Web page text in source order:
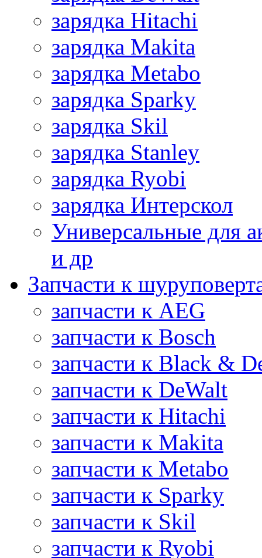
зарядка Hitachi
зарядка Makita
зарядка Metabo
зарядка Sparky
зарядка Skil
зарядка Stanley
зарядка Ryobi
зарядка Интерскол
Универсальные для
и др
Запчасти к
запчасти к AEG
запчасти к Bosch
запчасти к Black &
запчасти к DeWalt
запчасти к Hitachi
запчасти к Makita
запчасти к Metabo
запчасти к Sparky
запчасти к Skil
запчасти к Ryobi